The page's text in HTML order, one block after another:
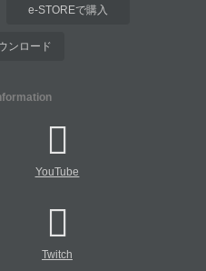
e-STOREで購入
ンロード
YouTube
Twitch